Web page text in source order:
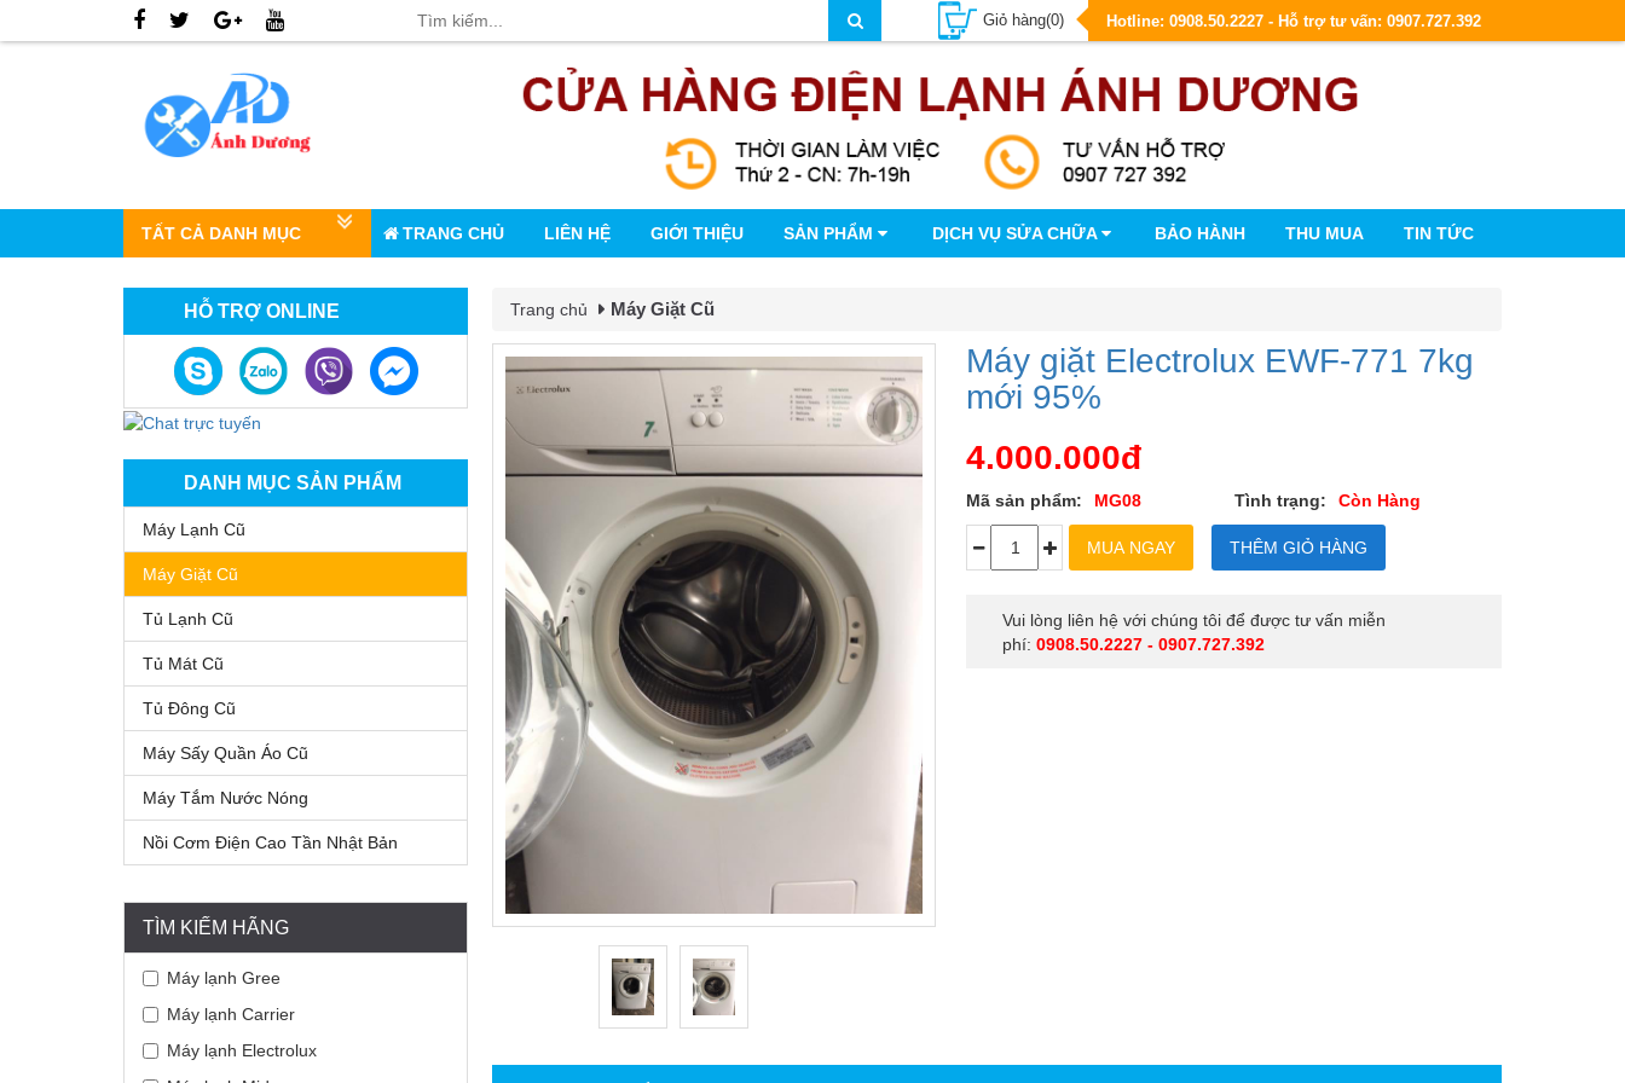
Giỏ hàng(0) Hotline: 0908.50.2227 - Hỗ trợ tư vấn: 0907.727.392
TẤT CẢ DANH MỤC TRANG CHỦ LIÊN HỆ GIỚI THIỆU SẢN PHẨM DỊCH VỤ SỬA CHỮA BẢO HÀNH THU MUA TIN TỨC
HỖ TRỢ ONLINE
DANH MỤC SẢN PHẨM
Máy Lạnh Cũ
Máy Giặt Cũ
Tủ Lạnh Cũ
Tủ Mát Cũ
Tủ Đông Cũ
Máy Sấy Quần Áo Cũ
Máy Tắm Nước Nóng
Nồi Cơm Điện Cao Tần Nhật Bản
TÌM KIẾM HÃNG
Máy lạnh Gree
Máy lạnh Carrier
Máy lạnh Electrolux
Trang chủ Máy Giặt Cũ
Máy giặt Electrolux EWF-771 7kg
mới 95%
4.000.000đ
Mã sản phẩm: MG08 Tình trạng: Còn Hàng
Vui lòng liên hệ với chúng tôi để được tư vấn miễn
phí:0908.50.2227 - 0907.727.392